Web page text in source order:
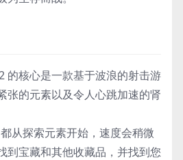
核心是一款基于波浪的射击游
张的元素以及令人心跳加速的肾
从探索元素开始，速度会稍微
到宝藏和其他收藏品，并找到您